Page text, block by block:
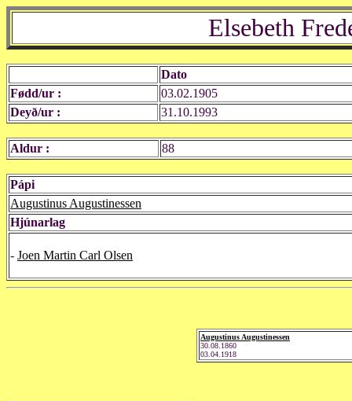
Elsebeth
Dato
Fødd/ur :
03.02.1905
Deyð/ur :
31.10.1993
Aldur : 88
Pápi
Augustinus Augustinessen
Hjúnarlag
- Joen Martin Carl Olsen
Augustinus Augustinessen
30.08.1860
03.04.1918